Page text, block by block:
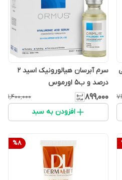
سرم آبرسان هیالورونیک اسید 2
درصد و ب5 اورموس
۸۹۹٬۰۰۰ ۱٬۴۰۰٬۰۰۰
افزودن به سبد
%8